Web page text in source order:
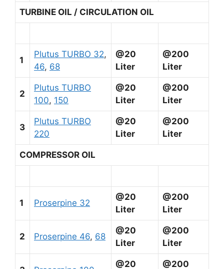
TURBINE OIL / CIRCULATION OIL
1
Plutus TURBO 32,
46, 68
@20
Liter
@200
Liter
2
Plutus TURBO
100, 150
@20
Liter
@200
Liter
3
Plutus TURBO
220
@20
Liter
@200
Liter
COMPRESSOR OIL
1 Proserpine 32
@20
Liter
@200
Liter
2 Proserpine 46, 68
@20
Liter
@200
Liter
@20
@200